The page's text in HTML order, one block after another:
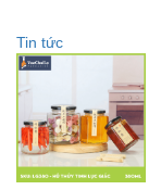
Tin tức